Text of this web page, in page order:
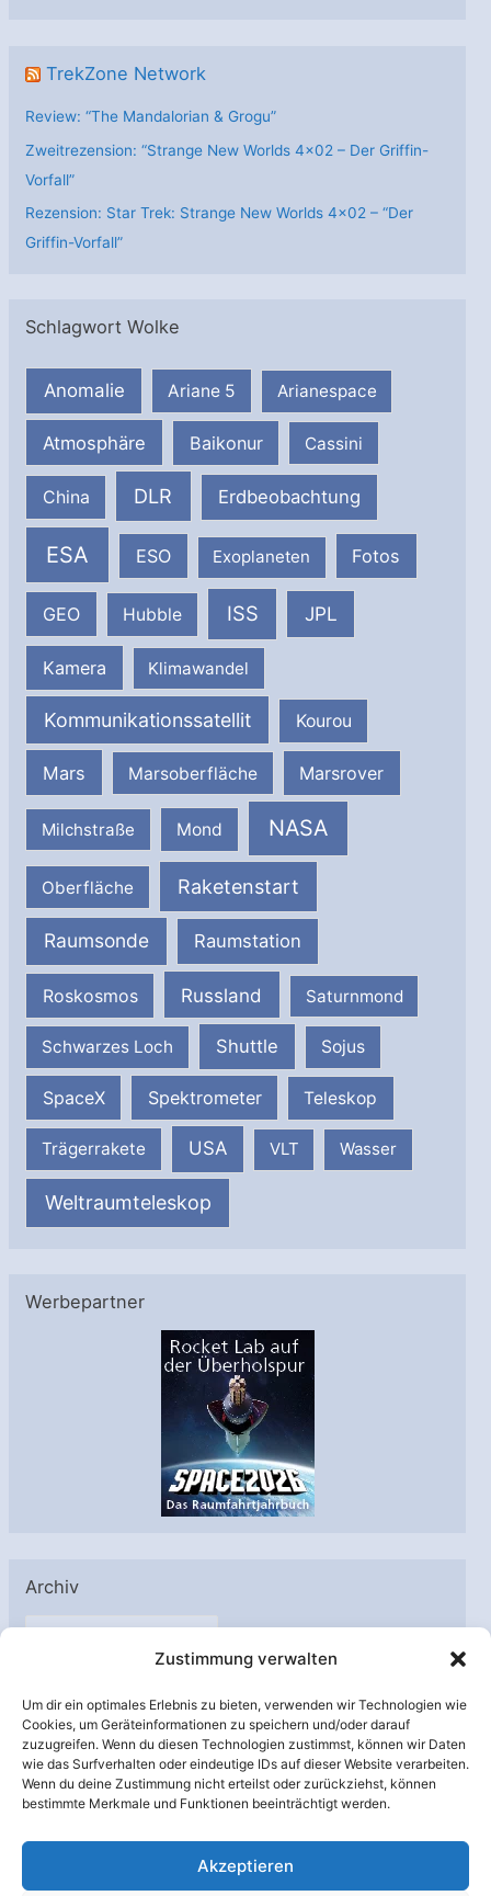
Zustimmung verwalten
Um dir ein optimales Erlebnis zu bieten, verwenden wir Technologien wie
Cookies, um Geräteinformationen zu speichern und/oder darauf
zuzugreifen. Wenn du diesen Technologien zustimmst, können wir Daten
wie das Surfverhalten oder eindeutige IDs auf dieser Website verarbeiten.
Wenn du deine Zustimmung nicht erteilst oder zurückziehst, können
bestimmte Merkmale und Funktionen beeinträchtigt werden.
Akzeptieren
TrekZone Network
Review: “The Mandalorian & Grogu”
Zweitrezension: “Strange New Worlds 4×02 – Der Griffin-
Vorfall”
Rezension: Star Trek: Strange New Worlds 4×02 – “Der
Griffin-Vorfall”
Schlagwort Wolke
Anomalie Ariane 5 Arianespace
Atmosphäre Baikonur Cassini
China DLR Erdbeobachtung
ESA ESO Exoplaneten Fotos
GEO Hubble ISS JPL
Kamera Klimawandel
Kommunikationssatellit Kourou
Mars Marsoberfläche Marsrover
Milchstraße Mond NASA
Oberfläche Raketenstart
Raumsonde Raumstation
Roskosmos Russland Saturnmond
Schwarzes Loch Shuttle Sojus
SpaceX Spektrometer Teleskop
Trägerrakete USA VLT Wasser
Weltraumteleskop
Werbepartner
Archiv
A
h
i
v
Unterstützt von: